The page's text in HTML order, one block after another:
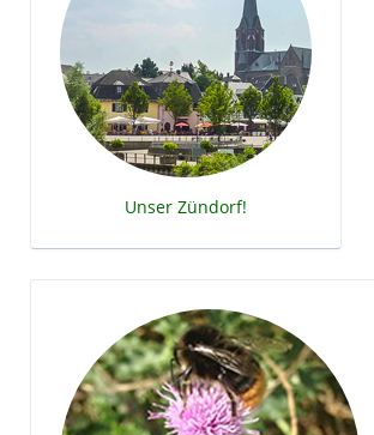
Unser Zündorf!